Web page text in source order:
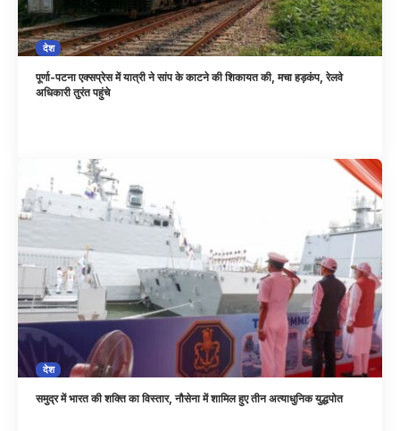
देश
पूर्णा-पटना एक्सप्रेस में यात्री ने सांप के काटने की शिकायत की, मचा हड़कंप, रेलवे
अधिकारी तुरंत पहुंचे
देश
समुद्र में भारत की शक्ति का विस्तार, नौसेना में शामिल हुए तीन अत्याधुनिक युद्धपोत